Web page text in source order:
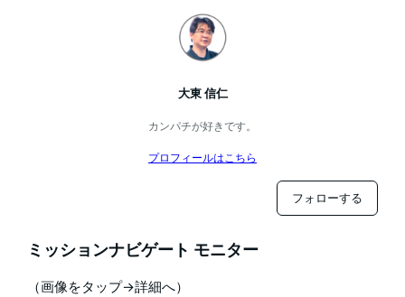
大東 信仁
カンパチが好きです。
プロフィールはこちら
フォローする
ミッションナビゲート モニター
（画像をタップ→詳細へ）